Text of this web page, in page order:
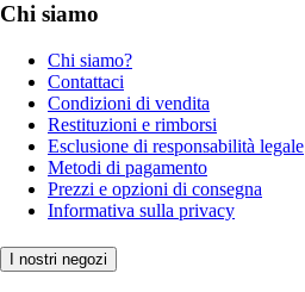
Chi siamo
Chi siamo?
Contattaci
Condizioni di vendita
Restituzioni e rimborsi
Esclusione di responsabilità legale
Metodi di pagamento
Prezzi e opzioni di consegna
Informativa sulla privacy
I nostri negozi